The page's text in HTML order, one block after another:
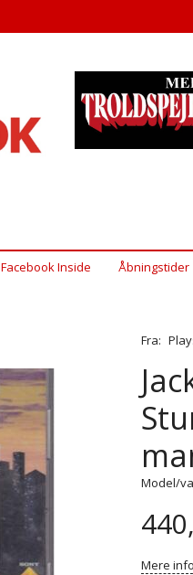
Facebook Inside Åbningstider
Fra:
Model/
Mere